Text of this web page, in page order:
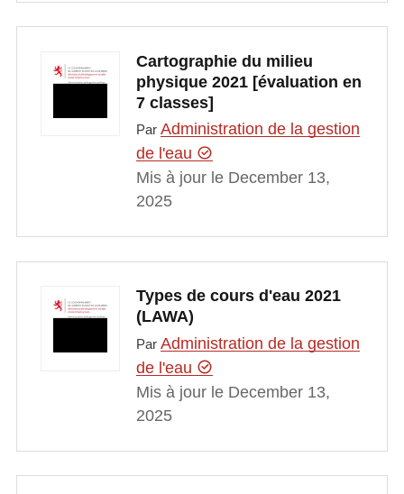
Cartographie du milieu
physique 2021 [évaluation en
7 classes]
Par Administration de la gestion
de l'eau
Mis à jour le December 13,
2025
Types de cours d'eau 2021
(LAWA)
Par Administration de la gestion
de l'eau
Mis à jour le December 13,
2025